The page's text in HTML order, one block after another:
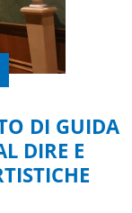
DI GUIDA
DIRE E